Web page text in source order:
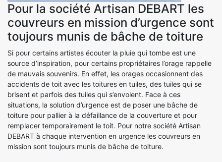
Pour la société Artisan DEBART les
couvreurs en mission d’urgence sont
toujours munis de bâche de toiture
Si pour certains artistes écouter la pluie qui tombe est une
source d’inspiration, pour certains propriétaires l’orage rappelle
de mauvais souvenirs. En effet, les orages occasionnent des
accidents de toit avec les toitures en tuiles, des tuiles qui se
brisent et parfois des tuiles qui s’envolent. Face à ces
situations, la solution d’urgence est de poser une bâche de
toiture pour pallier à la défaillance de la couverture et pour
remplacer temporairement le toit. Pour notre société Artisan
DEBART à chaque intervention en urgence les couvreurs en
mission sont toujours munis de bâche de toiture.